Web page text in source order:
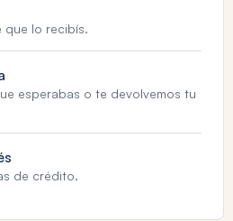
que lo recibís.
esperabas o te devolvemos tu
de crédito.